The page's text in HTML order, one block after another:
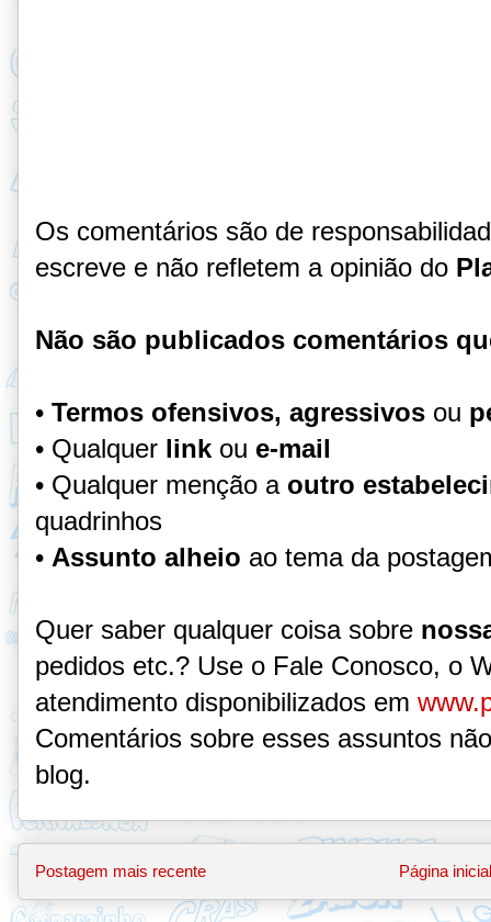
Os comentários são de
escreve e não refletem a opinião do
Não são publicados comentários
• Termos ofensivos, agressivos ou
• Qualquer link ou e-mail
• Qualquer menção a outro
quadrinhos
• Assunto alheio ao tema da
Quer saber qualquer coisa sobre
pedidos etc.? Use o Fale Conosco, o
atendimento disponibilizados em
Comentários sobre esses assuntos
blog.
Postagem mais recente Página inicial